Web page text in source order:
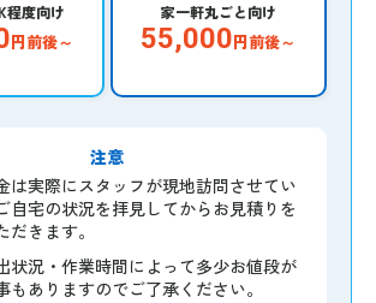
程度向け
円前後～
家一軒丸ごと向け
55,000円前後～
注意
は実際にスタッフが現地訪問させてい
自宅の状況を拝見してからお見積りを
だきます。
状況・作業時間によって多少お値段が
もありますのでご了承ください。